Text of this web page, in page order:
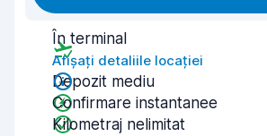
În terminal
Afișați detaliile locației
Depozit mediu
Confirmare instantanee
Kilometraj nelimitat